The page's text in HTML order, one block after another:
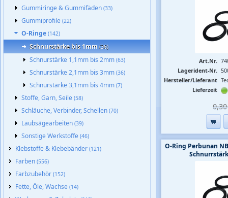
Gummiringe & Gummifäden (33)
Gummiprofile (22)
O-Ringe (142)
Schnurstärke bis 1mm (36)
Schnurstärke 1,1mm bis 2mm (63)
Schnurstärke 2,1mm bis 3mm (36)
Schnurstärke 3,1mm bis 4mm (7)
Stoffe, Garn, Seile (58)
Schläuche, Verbinder, Schellen (70)
Laubsägearbeiten (39)
Sonstige Werkstoffe (46)
Klebstoffe & Klebebänder (121)
Farben (556)
Farbzubehör (152)
Fette, Öle, Wachse (14)
Art.Nr.
Lagerident-Nr.
Hersteller/Lieferant
Lieferzeit
0,30
O-Ring Perbunan